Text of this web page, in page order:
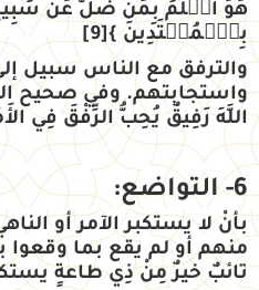
هُوَ أَعۡلَمُ بِمَن ضَلَّ عَن
بِٱلۡمُهۡتَدِينَ}
[9]
والترفق مع الناس سبيل
واستجابتهم. وفي صحيح
اللَّهَ رَفِيقٌ يُحِبُّ الرِّفْقَ فِي
6- التواضع:
بأنْ لا يستكبر الآمر أو
منهم أو لم يقع بما
تائبٌ خيرٌ مِنْ ذِي طاعةٍ